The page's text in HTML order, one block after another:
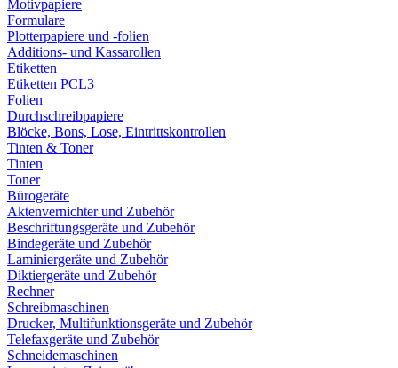
Motivpapiere
Formulare
Plotterpapiere und -folien
Additions- und Kassarollen
Etiketten
Etiketten PCL3
Folien
Durchschreibpapiere
Blöcke, Bons, Lose, Eintrittskontrollen
Tinten & Toner
Tinten
Toner
Bürogeräte
Aktenvernichter und Zubehör
Beschriftungsgeräte und Zubehör
Bindegeräte und Zubehör
Laminiergeräte und Zubehör
Diktiergeräte und Zubehör
Rechner
Schreibmaschinen
Drucker, Multifunktionsgeräte und Zubehör
Telefaxgeräte und Zubehör
Schneidemaschinen